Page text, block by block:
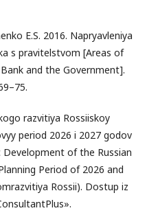
E.S. 2016. Napryavleniya
s pravitelstvom [Areas of
and the Government].
razvitiya Rossiiskoy
period 2026 i 2027 godov
of the Russian
Period of 2026 and
Rossii). Dostup iz